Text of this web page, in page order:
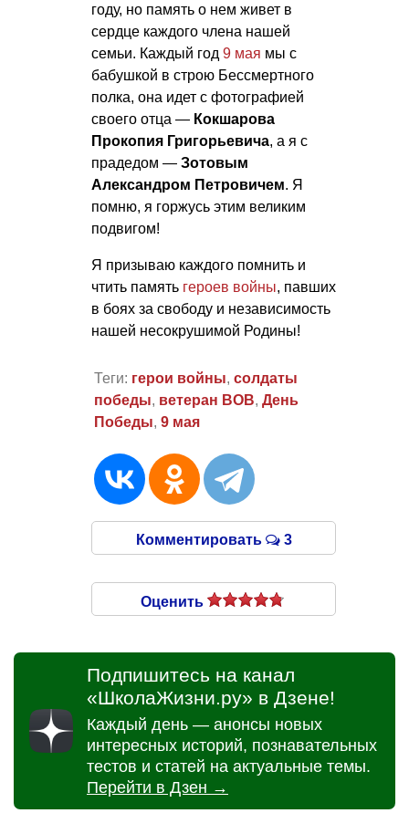
году, но память о нем живет в
сердце каждого члена нашей
семьи. Каждый год 9 мая мы с
бабушкой в строю Бессмертного
полка, она идет с фотографией
своего отца — Кокшарова
Прокопия Григорьевича, а я с
прадедом — Зотовым
Александром Петровичем. Я
помню, я горжусь этим великим
подвигом!
Я призываю каждого помнить и
чтить память героев войны, павших
в боях за свободу и независимость
нашей несокрушимой Родины!
Теги: герои войны, солдаты
победы, ветеран ВОВ, День
Победы, 9 мая
Комментировать 3
Оценить
Подпишитесь на канал
«ШколаЖизни.ру» в Дзене!
Каждый день — анонсы новых
интересных историй, познавательных
тестов и статей на актуальные темы.
Перейти в Дзен →